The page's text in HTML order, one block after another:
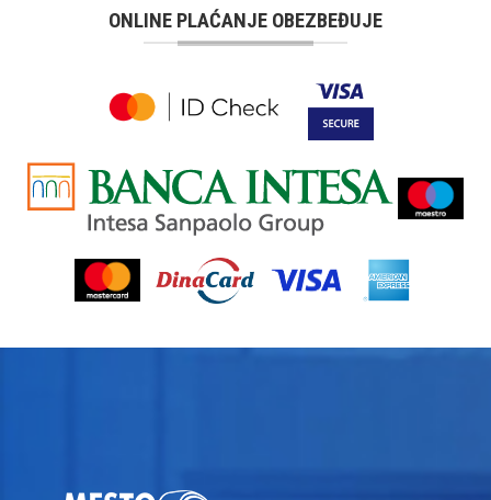
ONLINE PLAĆANJE OBEZBEĐUJE